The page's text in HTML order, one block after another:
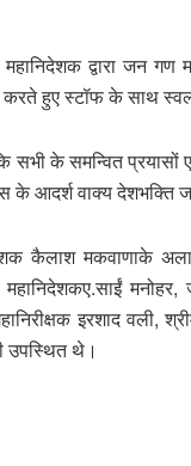
महानिदेशक द्वारा जन
हुए स्‍टॉफ के साथ
सभी के समन्वित
के आदर्श वाक्य देशभक्ति
कैलाश मकवाणाके
इरशाद
उपस्थित थे।